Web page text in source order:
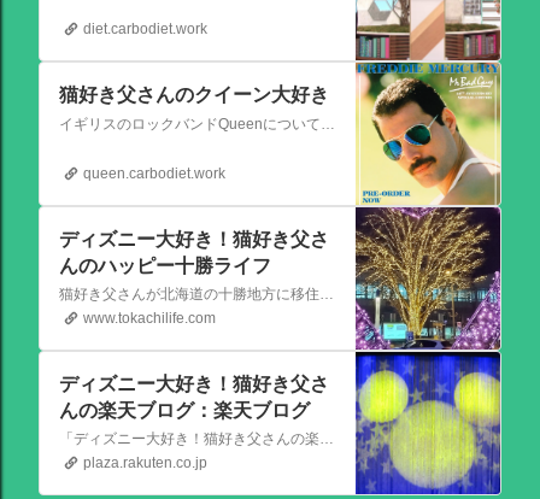
diet.carbodiet.work
猫好き父さんのクイーン大好き
イギリスのロックバンドQueenについての情報をアップします。
queen.carbodiet.work
ディズニー大好き！猫好き父さ
んのハッピー十勝ライフ
猫好き父さんが北海道の十勝地方に移住しました。なれない北海道の暮らしについてお伝えします。
www.tokachilife.com
ディズニー大好き！猫好き父さ
んの楽天ブログ：楽天ブログ
「ディズニー大好き！猫好き父さんの楽天ブログ」にようこそ！ いろんなブログサービスが廃止になるなか満を持して楽天ブログをはじめようと思います。 よろしくお願いいたします。
plaza.rakuten.co.jp